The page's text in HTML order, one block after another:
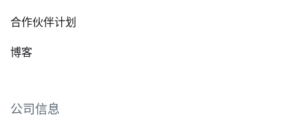
合作伙伴计划
博客
公司信息